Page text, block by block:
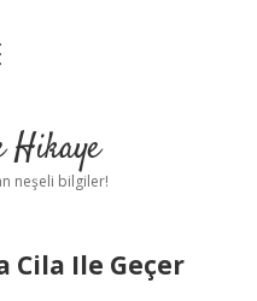
Hikaye
neşeli bilgiler!
Cila Ile Geçer